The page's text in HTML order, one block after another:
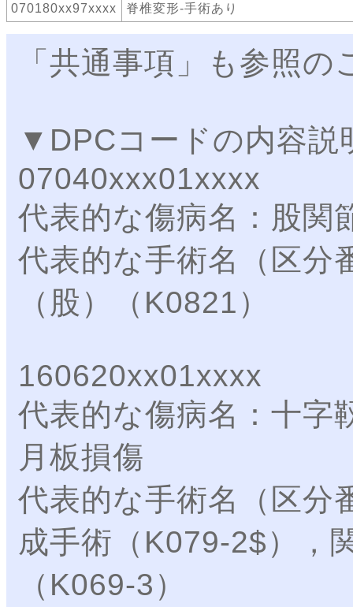
070180xx97xxxx
脊椎変形-手術あり
「共通事項」も参照の
▼DPCコードの内容
07040xxx01xxxx
代表的な傷病名：股関
代表的な手術名（区分
（股）（K0821）
160620xx01xxxx
代表的な傷病名：十字
月板損傷
代表的な手術名（区分
成手術（K079-2$），
（K069-3）